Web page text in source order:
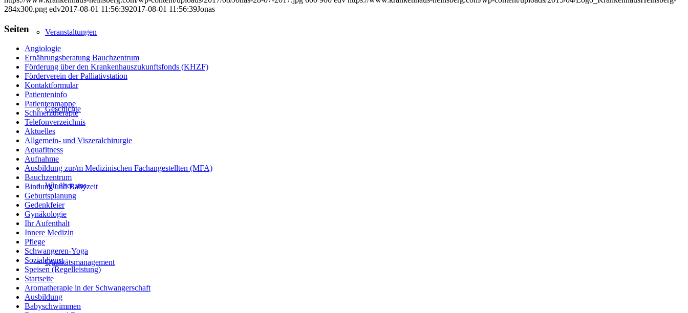
Veranstaltungen
Geschichte
Wir über uns
Qualitätsmanagement
284x300.png edv2017-08-01 11:56:392017-08-01 11:56:39Jonas
Seiten
Angiologie
Ernährungsberatung Bauchzentrum
Förderung über den Krankenhauszukunftsfonds (KHZF)
Förderverein der Palliativstation
Kontaktformular
Patienteninfo
Patientenmappe
Schmerztherapie
Telefonverzeichnis
Aktuelles
Allgemein- und Viszeralchirurgie
Aquafitness
Aufnahme
Ausbildung zur/m Medizinischen Fachangestellten (MFA)
Bauchzentrum
Bindung und Babyzeit
Geburtsplanung
Gedenkfeier
Gynäkologie
Ihr Aufenthalt
Innere Medizin
Pflege
Schwangeren-Yoga
Sozialdienst
Speisen (Regelleistung)
Startseite
Aromatherapie in der Schwangerschaft
Ausbildung
Babyschwimmen